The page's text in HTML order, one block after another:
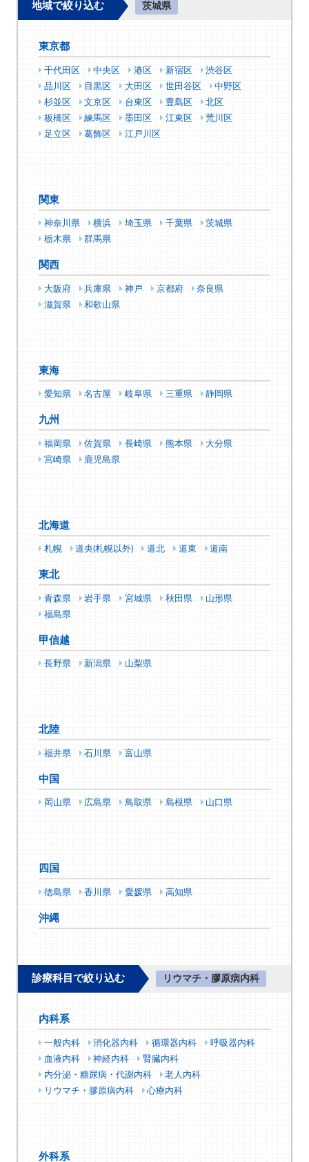
地域で絞り込む 茨城県
東京都
千代田区 中央区 港区 新宿区
渋谷区
品川区
目黒区 大田区 世田谷区
中野区
杉並区
文京区 台東区 豊島区
北区
板橋区
練馬区 墨田区 江東区
荒川区
足立区
葛飾区 江戸川区
関東
神奈川県 横浜 埼玉県 千葉県
茨城県
栃木県
群馬県
関西
大阪府 兵庫県 神戸 京都府
奈良県
滋賀県
和歌山県
東海
愛知県 名古屋 岐阜県 三重県 静岡県
九州
福岡県 佐賀県 長崎県 熊本県
大分県
宮崎県
鹿児島県
北海道
札幌 道央(札幌以外) 道北 道東 道南
東北
青森県 岩手県 宮城県 秋田県
山形県
福島県
甲信越
長野県 新潟県 山梨県
北陸
福井県 石川県 富山県
中国
岡山県 広島県 鳥取県 島根県 山口県
四国
徳島県 香川県 愛媛県 高知県
沖縄
診療科目で絞り込む リウマチ・膠原病内科
内科系
一般内科 消化器内科 循環器内科
呼吸器内科
血液内科
神経内科
腎臓内科
内分泌・糖尿病・代謝内科
老人内科
リウマチ・膠原病内科
心療内科
外科系